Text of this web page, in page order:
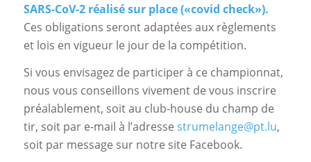
SARS-CoV-2 réalisé sur place («covid check»).
Ces obligations seront adaptées aux règlements
et lois en vigueur le jour de la compétition.
Si vous envisagez de participer à ce championnat,
nous vous conseillons vivement de vous inscrire
préalablement, soit au club-house du champ de
tir, soit par e-mail à l’adresse strumelange@pt.lu,
soit par message sur notre site Facebook.